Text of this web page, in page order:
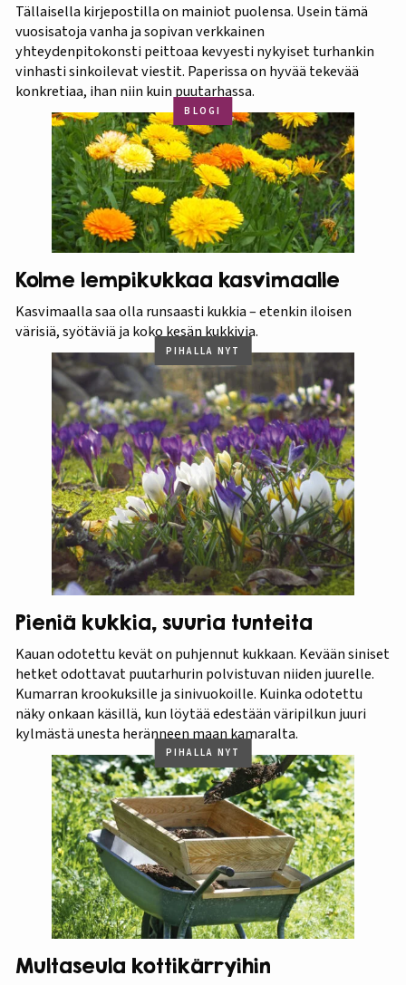
Tällaisella kirjepostilla on mainiot puolensa. Usein tämä
vuosisatoja vanha ja sopivan verkkainen
yhteydenpitokonsti peittoaa kevyesti nykyiset turhankin
vinhasti sinkoilevat viestit. Paperissa on hyvää tekevää
konkretiaa, ihan niin kuin puutarhassa.
BLOGI
Kolme lempikukkaa kasvimaalle
Kasvimaalla saa olla runsaasti kukkia – etenkin iloisen
värisiä, syötäviä ja koko kesän kukkivia.
PIHALLA NYT
Pieniä kukkia, suuria tunteita
Kauan odotettu kevät on puhjennut kukkaan. Kevään siniset
hetket odottavat puutarhurin polvistuvan niiden juurelle.
Kumarran krookuksille ja sinivuokoille. Kuinka odotettu
näky onkaan käsillä, kun löytää edestään väripilkun juuri
kylmästä unesta heränneen maan kamaralta.
PIHALLA NYT
Multaseula kottikärryihin